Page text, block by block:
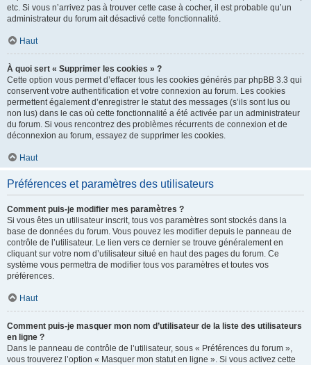
etc. Si vous n’arrivez pas à trouver cette case à cocher, il est probable qu’un
administrateur du forum ait désactivé cette fonctionnalité.
Haut
À quoi sert « Supprimer les cookies » ?
Cette option vous permet d’effacer tous les cookies générés par phpBB 3.3 qui
conservent votre authentification et votre connexion au forum. Les cookies
permettent également d’enregistrer le statut des messages (s’ils sont lus ou
non lus) dans le cas où cette fonctionnalité a été activée par un administrateur
du forum. Si vous rencontrez des problèmes récurrents de connexion et de
déconnexion au forum, essayez de supprimer les cookies.
Haut
Préférences et paramètres des utilisateurs
Comment puis-je modifier mes paramètres ?
Si vous êtes un utilisateur inscrit, tous vos paramètres sont stockés dans la
base de données du forum. Vous pouvez les modifier depuis le panneau de
contrôle de l’utilisateur. Le lien vers ce dernier se trouve généralement en
cliquant sur votre nom d’utilisateur situé en haut des pages du forum. Ce
système vous permettra de modifier tous vos paramètres et toutes vos
préférences.
Haut
Comment puis-je masquer mon nom d’utilisateur de la liste des utilisateurs
en ligne ?
Dans le panneau de contrôle de l’utilisateur, sous « Préférences du forum »,
vous trouverez l’option « Masquer mon statut en ligne ». Si vous activez cette